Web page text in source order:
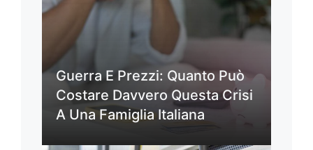
Guerra E Prezzi: Quanto Può
Costare Davvero Questa Crisi
A Una Famiglia Italiana